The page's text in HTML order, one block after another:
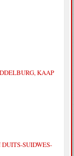
KAAP
SUIDWES-